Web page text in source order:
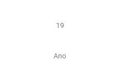
19
Ano